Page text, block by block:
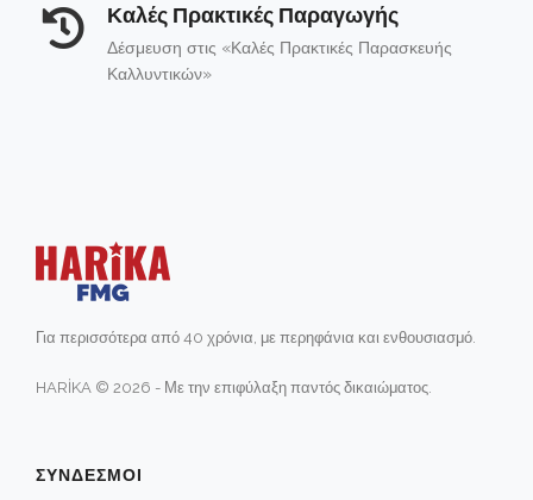
Καλές Πρακτικές Παραγωγής
Δέσμευση στις «Καλές Πρακτικές Παρασκευής
Καλλυντικών»
Για περισσότερα από 40 χρόνια, με περηφάνια και ενθουσιασμό.
HARİKA © 2026 - Με την επιφύλαξη παντός δικαιώματος.
ΣΥΝΔΕΣΜΟΙ